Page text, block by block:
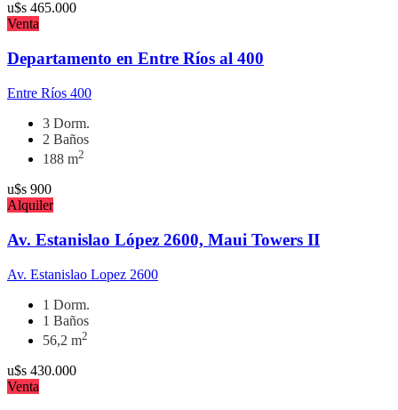
u$s 465.000
Venta
Departamento en Entre Ríos al 400
Entre Ríos 400
3 Dorm.
2 Baños
188 m2
u$s 900
Alquiler
Av. Estanislao López 2600, Maui Towers II
Av. Estanislao Lopez 2600
1 Dorm.
1 Baños
56,2 m2
u$s 430.000
Venta